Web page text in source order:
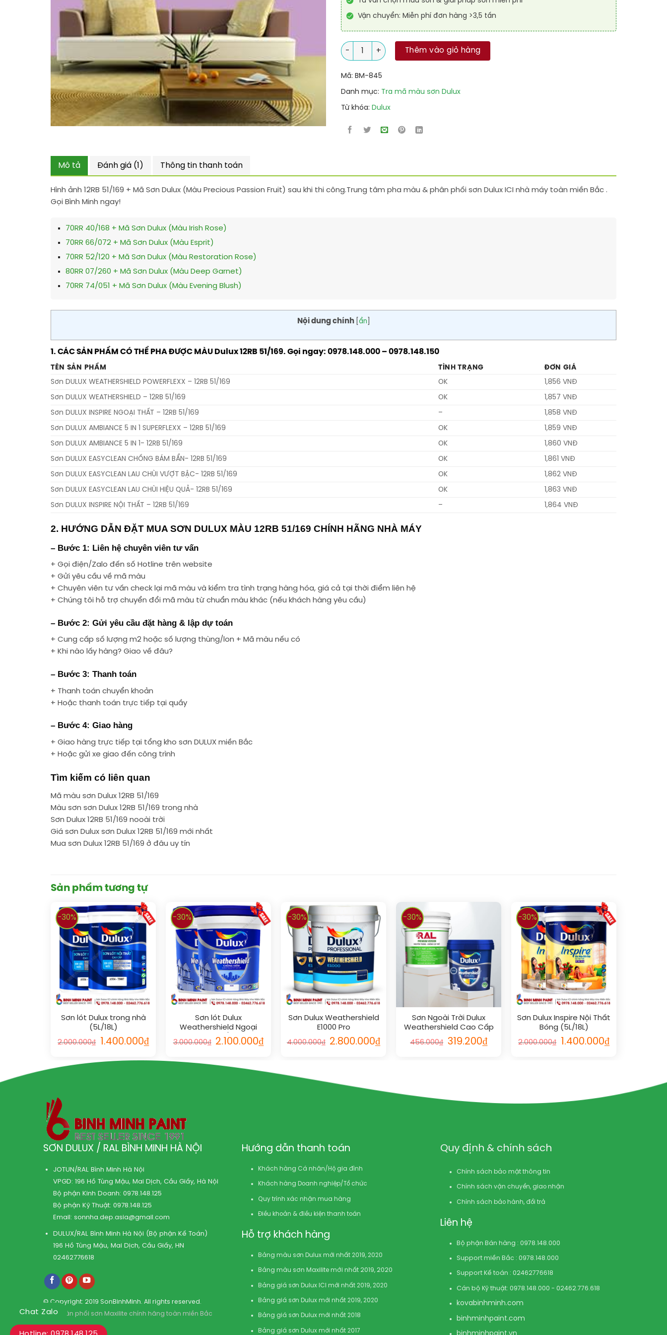
Vận chuyển: Miễn phí đơn hàng >3,5 tấn
12RB 51/169 + Mã Sơn Dulux (Màu Precious Passion Fruit) số lượng
Thêm vào giỏ hàng
Mã: BM-845
Danh mục: Tra mã màu sơn Dulux
Từ khóa: Dulux
Mô tả Đánh giá (1) Thông tin thanh toán
Hình ảnh 12RB 51/169 + Mã Sơn Dulux (Màu Precious Passion Fruit) sau khi thi công.Trung tâm pha màu & phân phối sơn Dulux ICI nhà máy toàn miền Bắc .
Gọi Bình Minh ngay!
70RR 40/168 + Mã Sơn Dulux (Màu Irish Rose)
70RR 66/072 + Mã Sơn Dulux (Màu Esprit)
70RR 52/120 + Mã Sơn Dulux (Màu Restoration Rose)
80RR 07/260 + Mã Sơn Dulux (Màu Deep Garnet)
70RR 74/051 + Mã Sơn Dulux (Màu Evening Blush)
Nội dung chính ẩn
1. CÁC SẢN PHẨM CÓ THỂ PHA ĐƯỢC MÀU Dulux 12RB 51/169. Gọi ngay: 0978.148.000 – 0978.148.150
TÊN SẢN PHẨM TÌNH TRẠNG ĐƠN GIÁ
Sơn DULUX WEATHERSHIELD POWERFLEXX – 12RB 51/169 OK 1,856 VNĐ
Sơn DULUX WEATHERSHIELD – 12RB 51/169 OK 1,857 VNĐ
Sơn DULUX INSPIRE NGOẠI THẤT – 12RB 51/169 – 1,858 VNĐ
Sơn DULUX AMBIANCE 5 IN 1 SUPERFLEXX – 12RB 51/169 OK 1,859 VNĐ
Sơn DULUX AMBIANCE 5 IN 1- 12RB 51/169 OK 1,860 VNĐ
Sơn DULUX EASYCLEAN CHỐNG BÁM BẨN- 12RB 51/169 OK 1,861 VNĐ
Sơn DULUX EASYCLEAN LAU CHÙI VƯỢT BẬC- 12RB 51/169 OK 1,862 VNĐ
Sơn DULUX EASYCLEAN LAU CHÙI HIỆU QUẢ- 12RB 51/169 OK 1,863 VNĐ
Sơn DULUX INSPIRE NỘI THẤT – 12RB 51/169 – 1,864 VNĐ
2. HƯỚNG DẪN ĐẶT MUA SƠN DULUX MÀU 12RB 51/169 CHÍNH HÃNG NHÀ MÁY
– Bước 1: Liên hệ chuyên viên tư vấn
+ Gọi điện/Zalo đến số Hotline trên website
+ Gửi yêu cầu về mã màu
+ Chuyên viên tư vấn check lại mã màu và kiểm tra tình trạng hàng hóa, giá cả tại thời điểm liên hệ
+ Chúng tôi hỗ trợ chuyển đổi mã màu từ chuẩn màu khác (nếu khách hàng yêu cầu)
– Bước 2: Gửi yêu cầu đặt hàng & lập dự toán
+ Cung cấp số lượng m2 hoặc số lượng thùng/lon + Mã màu nếu có
+ Khi nào lấy hàng? Giao về đâu?
– Bước 3: Thanh toán
+ Thanh toán chuyển khoản
+ Hoặc thanh toán trực tiếp tại quầy
– Bước 4: Giao hàng
+ Giao hàng trực tiếp tại tổng kho sơn DULUX miền Bắc
+ Hoặc gửi xe giao đến công trình
Tìm kiếm có liên quan
Mã màu sơn Dulux 12RB 51/169
Màu sơn sơn Dulux 12RB 51/169 trong nhà
Sơn Dulux 12RB 51/169 nooài trời
Giá sơn Dulux sơn Dulux 12RB 51/169 mới nhất
Mua sơn Dulux 12RB 51/169 ở đâu uy tín
Sản phẩm tương tự
-30%
Sơn lót Dulux trong nhà
(5L/18L)
2.000.000₫ 1.400.000₫
-30%
Sơn lót Dulux
Weathershield Ngoại
Thất (5L/18L)
3.000.000₫ 2.100.000₫
-30%
Sơn Dulux Weathershield
E1000 Pro
4.000.000₫ 2.800.000₫
-30%
Sơn Ngoài Trời Dulux
Weathershield Cao Cấp
Mờ 1L
456.000₫ 319.200₫
-30%
Sơn Dulux Inspire Nội Thất
Bóng (5L/18L)
2.000.000₫ 1.400.000₫
SƠN DULUX / RAL BÌNH MINH HÀ NỘI
JOTUN/RAL Bình Minh Hà Nội
VPGD: 196 Hồ Tùng Mậu, Mai Dịch, Cầu Giấy, Hà Nội
Bộ phận Kinh Doanh:0978.148.125
Bộ phận Kỹ Thuật:0978.148.125
Email: sonnha.dep.asia@gmail.com
DULUX/RAL Bình Minh Hà Nội (Bộ phận Kế Toán)
196 Hồ Tùng Mậu, Mai Dịch, Cầu Giấy, HN
02462776618
© Copyright: 2019 SonBinhMinh. All rights reserved.
Kho phân phối sơn Maxilite chính hãng toàn miền Bắc
Hướng dẫn thanh toán
Khách hàng Cá nhân/Hộ gia đình
Khách hàng Doanh nghiệp/Tổ chức
Quy trình xác nhận mua hàng
Điều khoản & điều kiện thanh toán
Hỗ trợ khách hàng
Bảng màu sơn Dulux mới nhất 2019, 2020
Bảng màu sơn Maxilite mới nhất 2019, 2020
Bảng giá sơn Dulux ICI mới nhất 2019, 2020
Bảng giá sơn Dulux mới nhất 2019, 2020
Bảng giá sơn Dulux mới nhất 2018
Bảng giá sơn Dulux mới nhất 2017
Quy định & chính sách
Chính sách bảo mật thông tin
Chính sách vận chuyển, giao nhận
Chính sách bảo hành, đổi trả
Liên hệ
Bộ phận Bán hàng : 0978.148.000
Support miền Bắc : 0978.148.000
Support Kế toán : 02462776618
Cán bộ Kỹ thuật: 0978.148.000 - 02462.776.618
kovabinhminh.com
binhminhpaint.com
Chat Zalo